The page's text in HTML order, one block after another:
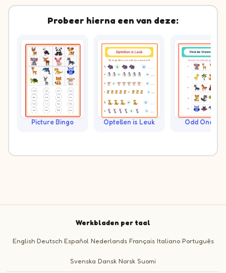
Probeer hierna een van deze:
Picture Bingo Optellen is Leuk Odd One
Werkbladen per taal
English Deutsch Español Nederlands Français Italiano Português
Svenska Dansk Norsk Suomi